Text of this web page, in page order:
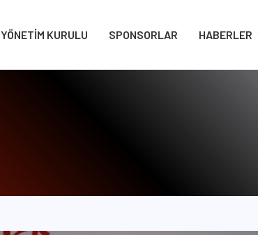
YÖNETİM KURULU SPONSORLAR HABERLER